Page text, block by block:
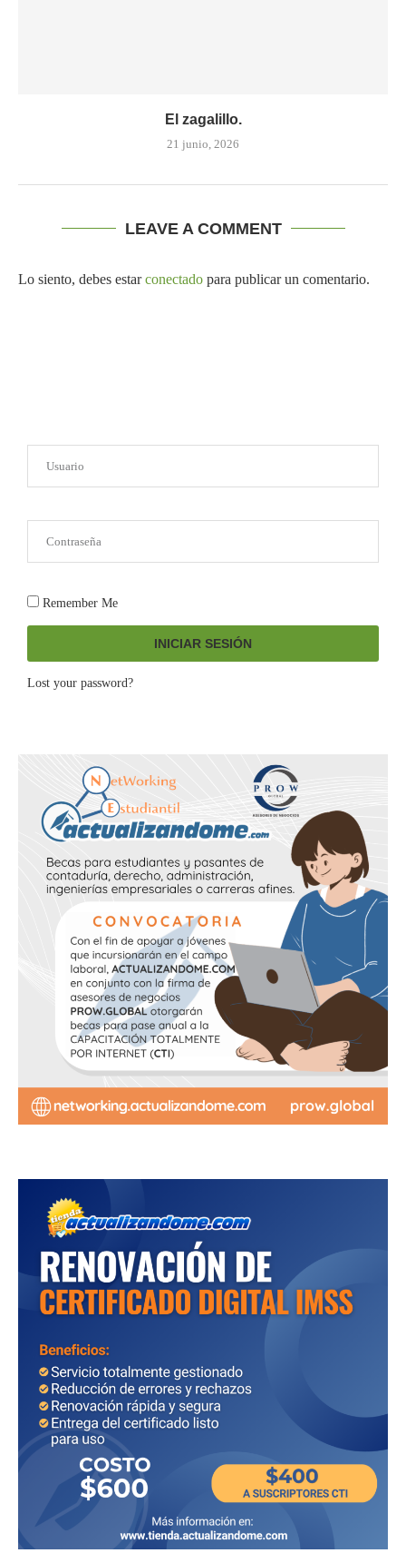
El zagalillo.
21 junio, 2026
LEAVE A COMMENT
Lo siento, debes estarconectado para publicar un comentario.
Remember Me
INICIAR SESIÓN
Lost your password?